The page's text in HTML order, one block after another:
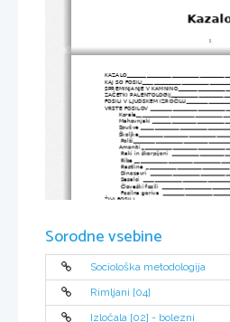
1
KAJ SO
SPREMINJANJE V
ZAČETKI
FOSILI V LJUDSKEM
VRSTE FOSILOV
Mahovnjaki
Spužve
Amoniti
Raki in škorpijoni
Ribe
Rastline
Dinozavri
Sesalci
Človeški fosili
Fosilna goriva
ŽIVI
Tautara
Sorodne vsebine
Sociološka metodologija
Rimljani [04]
Izločala [02] - bolezni